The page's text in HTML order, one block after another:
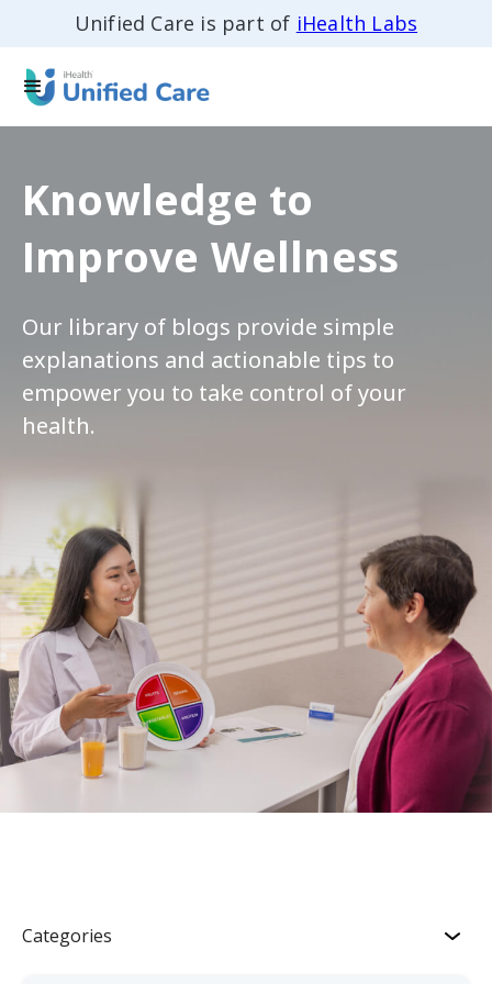
Unified Care is part of iHealth Labs
Knowledge to
Improve Wellness
Our library of blogs provide simple
explanations and actionable tips to
empower you to take control of your
health.
Categories